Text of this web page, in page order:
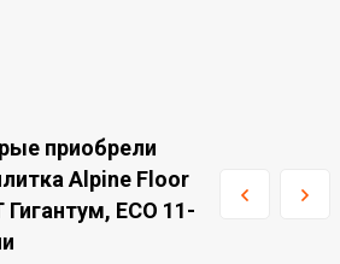
приобрели
Alpine Floor
ECO 11-